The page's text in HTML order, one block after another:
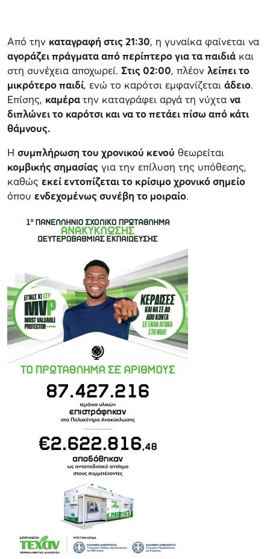
Από την καταγραφή στις 21:30, η γυναίκα φαίνεται να
αγοράζει πράγματα από περίπτερο για τα παιδιά και
στη συνέχεια αποχωρεί. Στις 02:00, πλέον λείπει το
μικρότερο παιδί, ενώ το καρότσι εμφανίζεται άδειο.
Επίσης, καμέρατην καταγράφει αργά τη νύχτα να
διπλώνει το καρότσι και να το πετάει πίσω από κάτι
θάμνους.
Η συμπλήρωση του χρονικού κενού θεωρείται
κομβικής σημασίας για την επίλυση της υπόθεσης,
καθώς εκεί εντοπίζεται το κρίσιμο χρονικό σημείο
όπου ενδεχομένως συνέβη το μοιραίο.